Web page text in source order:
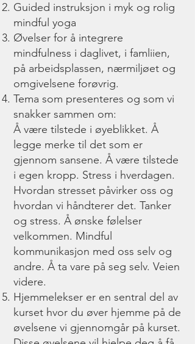
Guided instruksjon i myk og rolig
mindful yoga
Øvelser for å integrere
mindfulness i daglivet, i famliien,
på arbeidsplassen, nærmiljøet og
omgivelsene forøvrig.
Tema som presenteres og som vi
snakker sammen om:
Å være tilstede i øyeblikket. Å
legge merke til det som er
gjennom sansene. Å være tilstede
i egen kropp. Stress i hverdagen.
Hvordan stresset påvirker oss og
hvordan vi håndterer det. Tanker
og stress. Å ønske følelser
velkommen. Mindful
kommunikasjon med oss selv og
andre. Å ta vare på seg selv. Veien
videre.
Hjemmelekser er en sentral del av
kurset hvor du øver hjemme på de
øvelsene vi gjennomgår på kurset.